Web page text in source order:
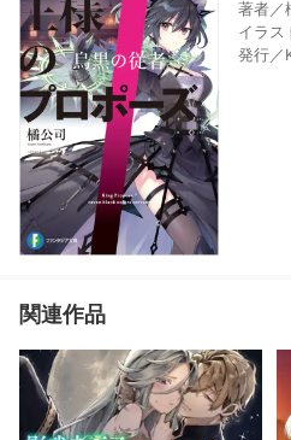
著者／
イラス
発行／
関連作品